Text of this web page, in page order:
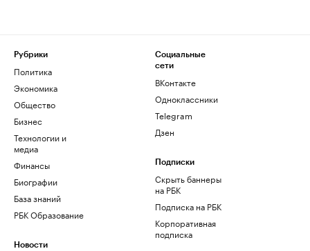
Рубрики
Политика
Экономика
Общество
Бизнес
Технологии и
медиа
Финансы
Биографии
База знаний
РБК Образование
Новости
Социальные
сети
ВКонтакте
Одноклассники
Telegram
Дзен
Подписки
Скрыть баннеры
на РБК
Подписка на РБК
Корпоративная
подписка